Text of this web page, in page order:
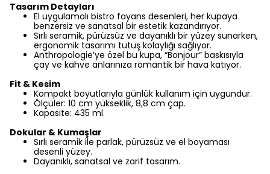
Tasarım Detayları
El uygulamalı bistro fayans desenleri, her kupaya
benzersiz ve sanatsal bir estetik kazandırıyor.
Sırlı seramik, pürüzsüz ve dayanıklı bir yüzey sunarken,
ergonomik tasarımı tutuş kolaylığı sağlıyor.
Anthropologie’ye özel bu kupa, “Bonjour” baskısıyla
çay ve kahve anlarınıza romantik bir hava katıyor.
Fit & Kesim
Kompakt boyutlarıyla günlük kullanım için uygundur.
Ölçüler: 10 cm yükseklik, 8,8 cm çap.
Kapasite: 435 ml.
Dokular & Kumaşlar
Sırlı seramik ile parlak, pürüzsüz ve el boyaması
desenli yüzey.
Dayanıklı, sanatsal ve zarif tasarım.